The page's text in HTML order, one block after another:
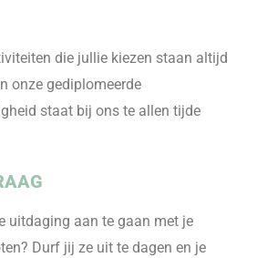
die jullie kiezen staan altijd
onze gediplomeerde
staat bij ons te allen tijde
uitdaging aan te gaan met je
Durf jij ze uit te dagen en je